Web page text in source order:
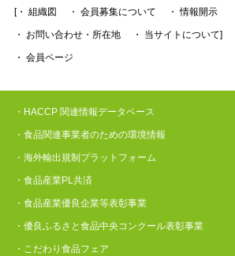
[・ 組織図 ・ 会員募集について ・ 情報開示
・ お問い合わせ・所在地 ・ 当サイトについて]
・ 会員ページ
・HACCP 関連情報データベース
・食品関連事業者のための環境情報
・海外輸出規制プラットフォーム
・食品産業PL共済
・食品産業優良企業等表彰事業
・優良ふるさと食品中央コンクール表彰事業
・こだわり食品フェア